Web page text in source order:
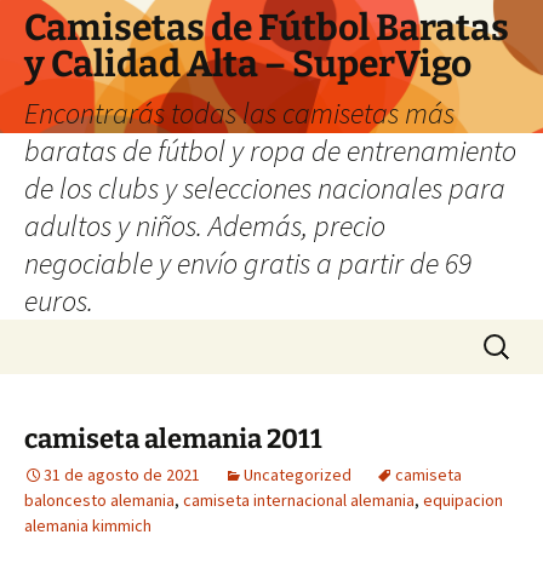
Camisetas de Fútbol Baratas
y Calidad Alta – SuperVigo
Encontrarás todas las camisetas más
baratas de fútbol y ropa de entrenamiento
de los clubs y selecciones nacionales para
adultos y niños. Además, precio
negociable y envío gratis a partir de 69
euros.
Buscar:
camiseta alemania 2011
31 de agosto de 2021 Uncategorized
camiseta
baloncesto alemania, camiseta internacional alemania, equipacion
alemania kimmich